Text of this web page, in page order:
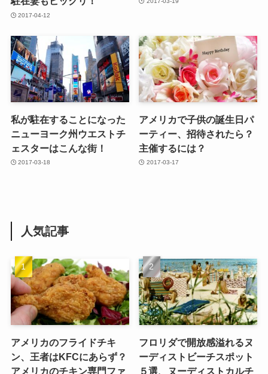
2017-04-12
私が駐在することになった
ニューヨーク州ウエストチ
ェスターはこんな街！
2017-03-18
アメリカで子供の誕生日パ
ーティー、招待されたら？
主催するには？
2017-03-17
人気記事
アメリカのフライドチキ
ン、王者はKFCにあらず？
アメリカのチキン専門ファ
フロリダで開放感溢れるヌ
ーディストビーチスポット
５選、ヌーディストカルチ